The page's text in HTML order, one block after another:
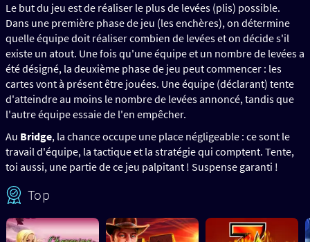
Le but du jeu est de réaliser le plus de levées (plis) possible.
Dans une première phase de jeu (les enchères), on détermine
quelle équipe doit réaliser combien de levées et on décide s'il
existe un atout. Une fois qu'une équipe et un nombre de levées a
été désigné, la deuxième phase de jeu peut commencer : les
cartes vont à présent être jouées. Une équipe (déclarant) tente
d'atteindre au moins le nombre de levées annoncé, tandis que
l'autre équipe essaie de l'en empêcher.
Au Bridge, la chance occupe une place négligeable : ce sont le
travail d'équipe, la tactique et la stratégie qui comptent. Tente,
toi aussi, une partie de ce jeu palpitant ! Suspense garanti !
Top